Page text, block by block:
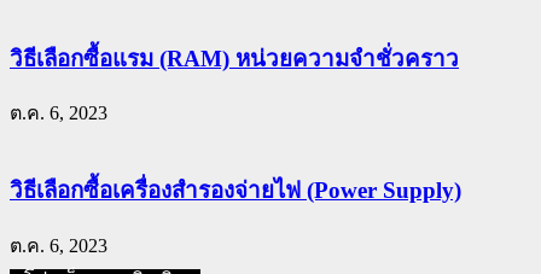
วิธีเลือกซื้อแรม (RAM) หน่วยความจำชั่วคราว
ต.ค. 6, 2023
วิธีเลือกซื้อเครื่องสำรองจ่ายไฟ (Power Supply)
ต.ค. 6, 2023